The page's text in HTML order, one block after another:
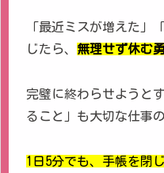
「最近ミスが増えた」
じたら、 無理せず休む
完璧に終わらせようと
ること」も大切な仕事
1日5分でも、手帳を閉